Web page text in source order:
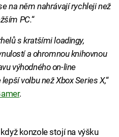
na něm nahrávají rychleji než
PC.“
s kratšími loadingy,
a ohromnou knihovnou
výhodného on-line
volbu než Xbox Series X,“
.
konzole stojí na výšku